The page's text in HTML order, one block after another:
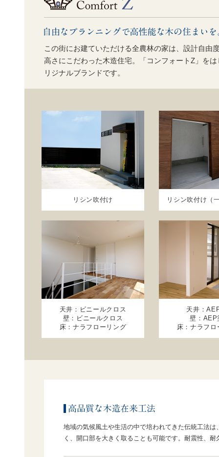
この街にお建ていただける全農林の家は、設計自由
高さにこだわった木造住宅。「コンフォートZ」を
リジナルブランドです。
リシン吹付け リシン吹付け（
天井：ビニールクロス
壁：ビニールクロス
床：ナラフローリング
天井：
壁：AEP
床：ナラフロ
地域の気候風土や生活の中で培われてきた伝統工法
く、開口部を大きく取ることも可能です。耐震性、